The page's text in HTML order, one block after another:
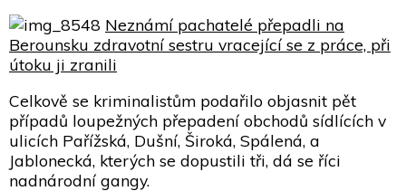
Neznámí pachatelé přepadli na
Berounsku zdravotní sestru vracející se z práce, při
útoku ji zranili
Celkově se kriminalistům podařilo objasnit pět
případů loupežných přepadení obchodů sídlících v
ulicích Pařížská, Dušní, Široká, Spálená, a
Jablonecká, kterých se dopustili tři, dá se říci
nadnárodní gangy.